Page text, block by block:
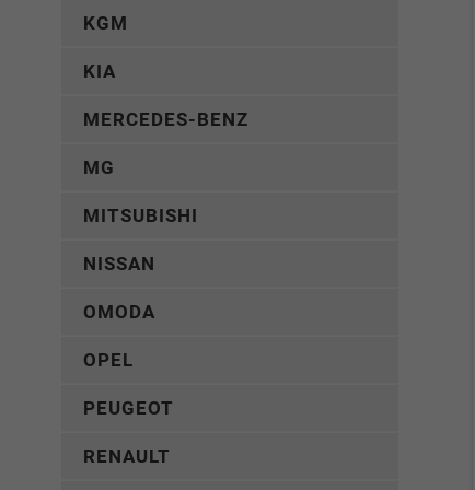
KGM
KIA
MERCEDES-BENZ
MG
MITSUBISHI
NISSAN
OMODA
OPEL
PEUGEOT
RENAULT